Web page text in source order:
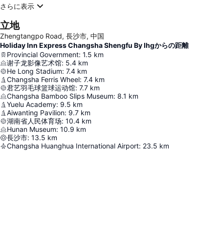
さらに表示
立地
Zhengtangpo Road, 長沙市, 中国
Holiday Inn Express Changsha Shengfu By Ihgからの距離
Provincial Government: 1.5 km
谢子龙影像艺术馆: 5.4 km
He Long Stadium: 7.4 km
Changsha Ferris Wheel: 7.4 km
君艺羽毛球篮球运动馆: 7.7 km
Changsha Bamboo Slips Museum: 8.1 km
Yuelu Academy: 9.5 km
Aiwanting Pavilion: 9.7 km
湖南省人民体育场: 10.4 km
Hunan Museum: 10.9 km
長沙市: 13.5 km
Changsha Huanghua International Airport: 23.5 km